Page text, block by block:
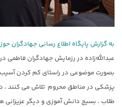
به گزارش پایگاه اطلاع رسانی جهادگران
عبدالله‌زاده در رزمایش جهادگران فاطمی
بصورت موضوعی در راستای کم کردن
پزشکی در مناطق محروم تلاش می کنند ،
طلاب ، بسیج دانش آموزی و دیگر